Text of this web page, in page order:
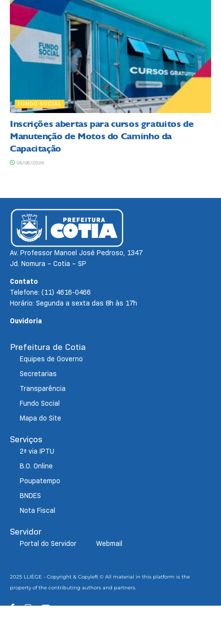
FUNDO SOCIAL
Inscrições abertas para cursos gratuitos de
Manutenção de Motos do Caminho da
Capacitação
05/08/2026
Av. Professor Manoel José Pedroso, 1347
Jd. Nomura – Cotia – SP
Contato
Telefone: (11) 4616-0466
Horário: Segunda a sexta das 8h às 17h
Ouvidoria
Prefeitura de Cotia
Equipes de Governo
Secretarias
Transparência
Fundo Social
Mapa do Site
Serviços
2ª via IPTU
B.O. Online
Poupatempo
BNDES
Nota Fiscal
Servidor
Portal do Servidor Webmail
2025 LLIÈGE - Copyright & Copyleft © All material in this platform is the
property of the contributing authors and partners.